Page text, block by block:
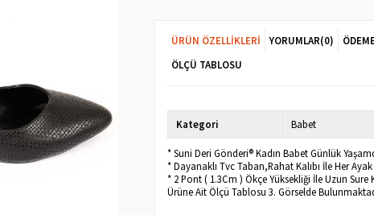
ÜRÜN ÖZELLIKLERI YORUMLAR(0)
ÖLÇÜ TABLOSU
Kategori Babet
* Suni Deri Gönderi® Kadın Babet Günlük
* Dayanaklı Tvc Taban,Rahat Kalıbı İle Her Ayak
* 2 Pont ( 1.3Cm ) Ökçe Yüksekliği İle Uzun Sure
Ürüne Ait Ölçü Tablosu 3. Görselde